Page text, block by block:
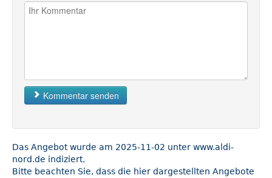
Kommentar senden
Das Angebot wurde am 2025-11-02 unter www.aldi-
nord.de indiziert.
Bitte beachten Sie, dass die hier dargestellten Angebote